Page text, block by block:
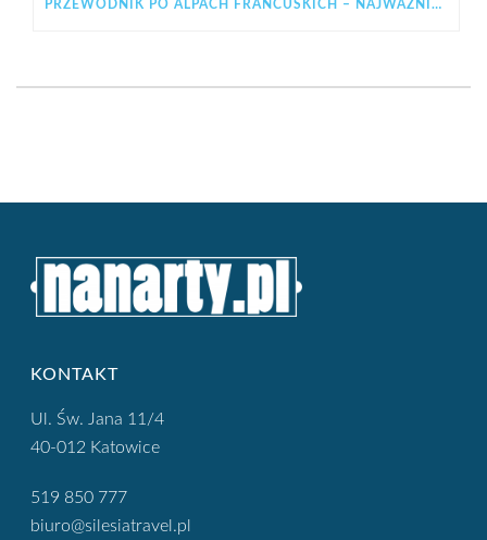
PRZEWODNIK PO ALPACH FRANCUSKICH – NAJWAŻNIEJSZE INFORMACJE PRZED WYJAZDEM
KONTAKT
Ul. Św. Jana 11/4
40-012 Katowice
519 850 777
biuro@silesiatravel.pl